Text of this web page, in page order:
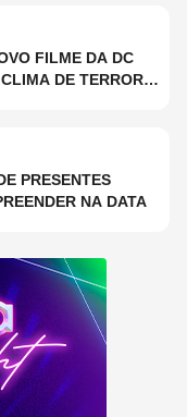
FILME DA DC
DE TERROR;
NA DATA